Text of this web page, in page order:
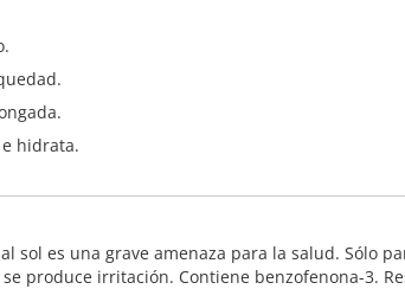
hidrata.
sol es una grave amenaza para la salud. Sólo
produce irritación. Contiene benzofenona-3.